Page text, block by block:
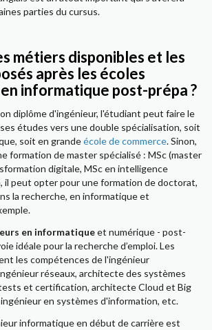
parties du cursus.
métiers disponibles et les
après les écoles
informatique post-prépa ?
diplôme d'ingénieur, l'étudiant peut faire le
études vers une double spécialisation, soit
soit en grandeécole de commerce. Sinon,
formation de master spécialisé : MSc (master
digitale, MSc en intelligence
il peut opter pour une formation de doctorat,
la recherche, en informatique et
en informatiqueet numérique - post-
idéale pour la recherche d’emploi. Les
les compétences de l'ingénieur
réseaux, architecte des systèmes
et certification, architecte Cloud et Big
en systèmes d'information, etc.
informatique en début de carrière est